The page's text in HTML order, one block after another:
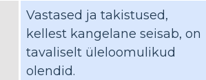
Vastased ja takistused,
kellest kangelane seisab, on
tavaliselt üleloomulikud
olendid.